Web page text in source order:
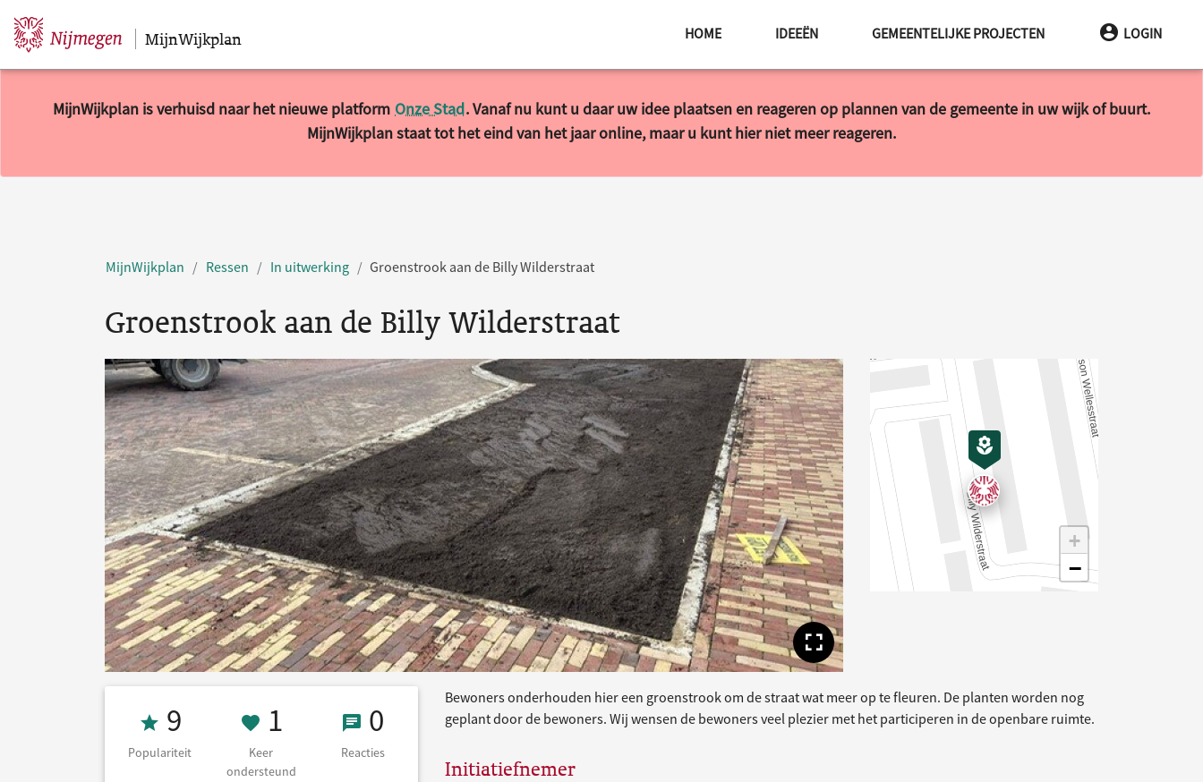
Sla navigatie over MijnWijkplan HOME IDEEËN GEMEENTELIJKE PROJECTEN LOGIN
MijnWijkplan is verhuisd naar het nieuwe platform Onze Stad. Vanaf nu kunt u daar uw idee plaatsen en reageren op plannen van de gemeente in uw wijk of buurt.
MijnWijkplan staat tot het eind van het jaar online, maar u kunt hier niet meer reageren.
MijnWijkplan Ressen In uitwerking Groenstrook aan de Billy Wilderstraat
Groenstrook aan de Billy Wilderstraat
Toon volledige afbeelding
+
−
Populariteit 9
9
Populariteit
1 Keer ondersteund
1
Keer
ondersteund
0 Reacties
0
Reacties
Bewoners onderhouden hier een groenstrook om de straat wat meer op te fleuren. De planten worden nog
geplant door de bewoners. Wij wensen de bewoners veel plezier met het participeren in de openbare ruimte.
Initiatiefnemer